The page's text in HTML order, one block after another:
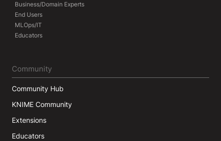
Business/Domain Experts
End Users
MLOps/IT
Educators
Community
Community Hub
KNIME Community
Extensions
Educators